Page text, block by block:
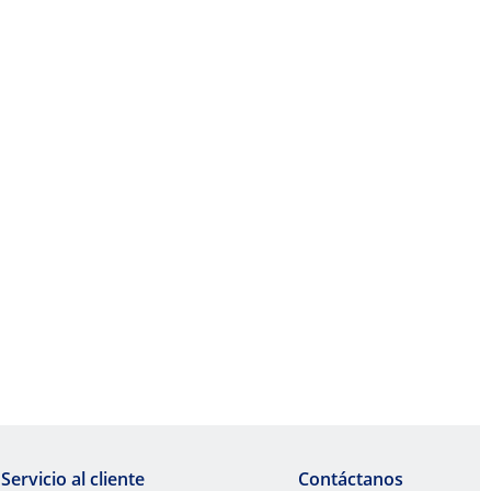
Servicio al cliente Contáctanos